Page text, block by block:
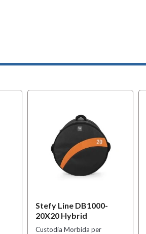
Stefy Line DB1000-
20X20 Hybrid
Custodia Morbida per